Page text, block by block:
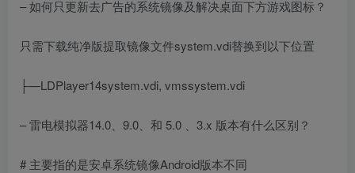
– 如何只更新去广告的系统镜像及解决桌面下方游戏图标？
只需下载纯净版提取镜像文件system.vdi替换到以下位置
├—LDPlayer14system.vdi, vmssystem.vdi
– 雷电模拟器14.0、9.0、和 5.0 、3.x 版本有什么区别？
# 主要指的是安卓系统镜像Android版本不同